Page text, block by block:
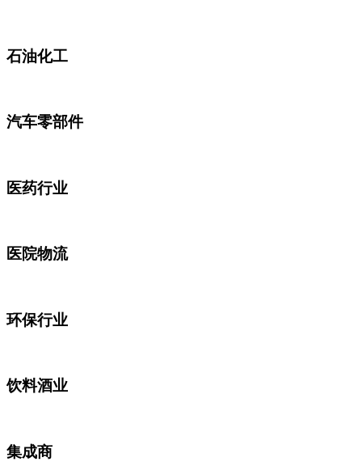
石油化工
汽车零部件
医药行业
医院物流
环保行业
饮料酒业
集成商